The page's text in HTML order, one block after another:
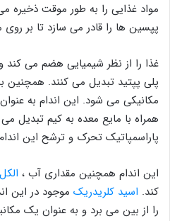
مواد غذایی را به طور موقت ذخیره
پپسین ها را قادر می سازد تا بر روی
غذا را از نظر شیمیایی هضم می کند
پلی پپتید تبدیل می کنند. همچنین
مکانیکی می شود. این اندام به
همراه با مایع معده به کیم
پاراسمپاتیک تحرک و ترشح این
این اندام همچنین مقداری آب ، الکل
کند. اسید کلریدریک موجود در این
را از بین می برد و به عنوان یک